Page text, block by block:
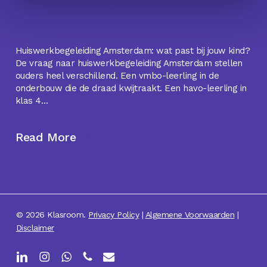
Huiswerkbegeleiding Amsterdam: wat past bij jouw kind?
De vraag naar huiswerkbegeleiding Amsterdam stellen
ouders heel verschillend. Een vmbo-leerling in de
onderbouw die de draad kwijtraakt. Een havo-leerling in
klas 4…
Read More
© 2026 Klasroom. Privacy Policy| Algemene Voorwaarden |
Disclaimer
linkedininstagramwhatsappphoneemail